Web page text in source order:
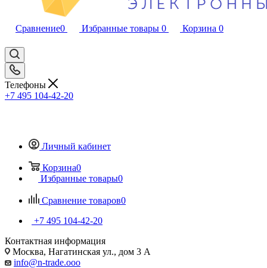
Сравнение0 Избранные товары 0 Корзина 0
Телефоны
+7 495 104-42-20
Личный кабинет
Корзина0
Избранные товары0
Сравнение товаров0
+7 495 104-42-20
Контактная информация
Москва, Нагатинская ул., дом 3 А
info@n-trade.ooo